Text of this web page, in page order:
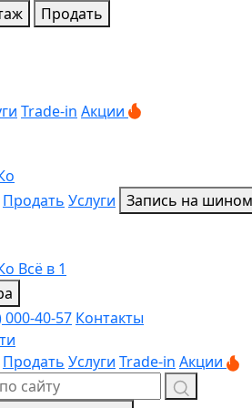
Продать
Trade-in Акции
Продать Услуги Запись на
000-40-57 Контакты
Продать Услуги Trade-in Акции